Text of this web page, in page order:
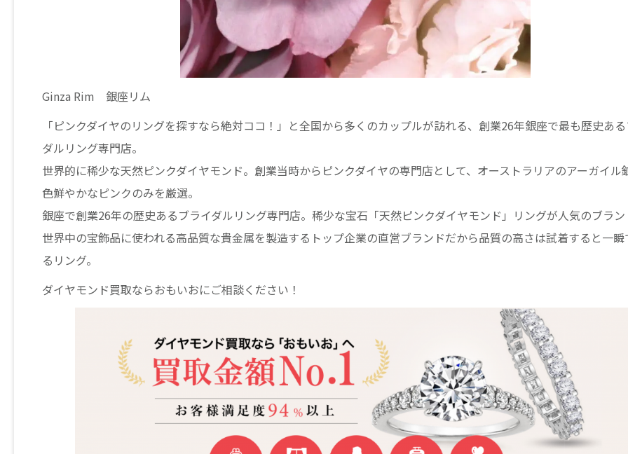
Ginza Rim 銀座リム
「ピンクダイヤのリングを探すなら絶対ココ！」と全国から多くのカップルが訪れる、創業26年銀座で最も歴史あ
ダルリング専門店。
世界的に稀少な天然ピンクダイヤモンド。創業当時からピンクダイヤの専門店として、オーストラリアのアーガイル
色鮮やかなピンクのみを厳選。
銀座で創業26年の歴史あるブライダルリング専門店。稀少な宝石「天然ピンクダイヤモンド」リングが人気のブラ
世界中の宝飾品に使われる高品質な貴金属を製造するトップ企業の直営ブランドだから品質の高さは試着すると一
るリング。
ダイヤモンド買取ならおもいおにご相談ください！